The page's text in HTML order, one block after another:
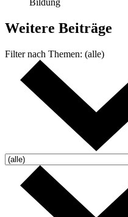
Bildung
Weitere Beiträge
Filter nach Themen: (alle)